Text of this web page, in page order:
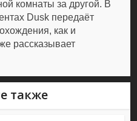
комнаты за другой. В
Dusk передаёт
как и
рассказывает
также